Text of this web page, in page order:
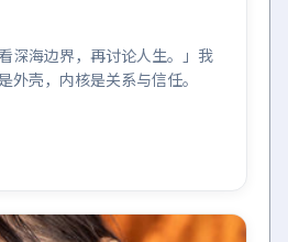
深海边界，再讨论人生。」我
外壳，内核是关系与信任。